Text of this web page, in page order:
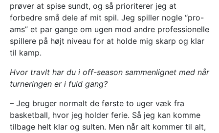
prøver at spise sundt, og så prioriterer jeg at
forbedre små dele af mit spil. Jeg spiller nogle “pro-
ams” et par gange om ugen mod andre professionelle
spillere på højt niveau for at holde mig skarp og klar
til kamp.
Hvor travlt har du i off-season sammenlignet med når
turneringen er i fuld gang?
– Jeg bruger normalt de første to uger væk fra
basketball, hvor jeg holder ferie. Så jeg kan komme
tilbage helt klar og sulten. Men når alt kommer til alt,